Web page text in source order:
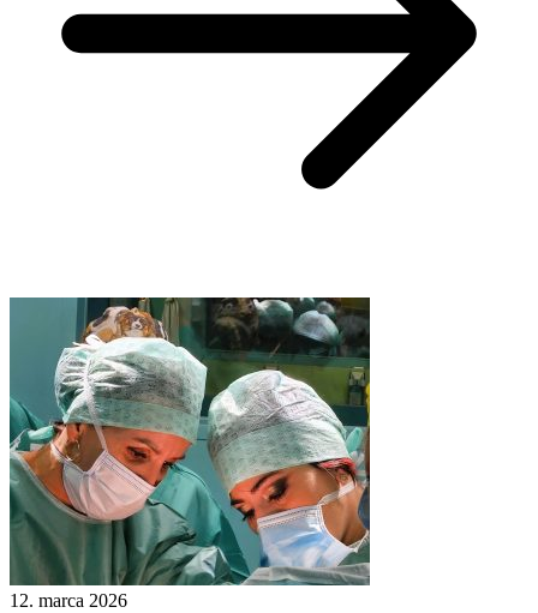
12. marca 2026